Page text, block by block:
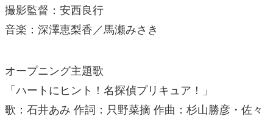
撮影監督：安西良行
音楽：深澤恵梨香／馬瀬みさき
オープニング主題歌
「ハートにヒント！名探偵プリキュア！」
歌：石井あみ 作詞：只野菜摘 作曲：杉山勝彦・佐々